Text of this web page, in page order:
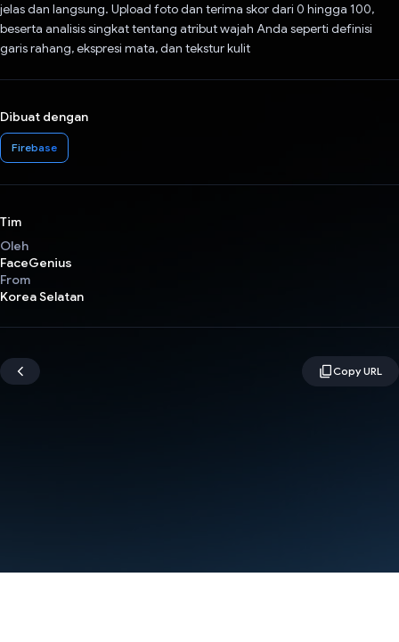
jelas dan langsung. Upload foto dan terima skor dari 0 hingga 100,
beserta analisis singkat tentang atribut wajah Anda seperti definisi
garis rahang, ekspresi mata, dan tekstur kulit
Dibuat dengan
Firebase
Tim
Oleh
FaceGenius
From
Korea Selatan